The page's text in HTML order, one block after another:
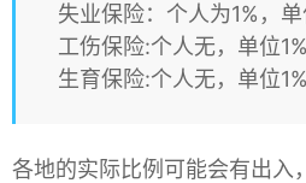
失业保险：个人为1%，单
工伤保险:个人无，单位1%
生育保险:个人无，单位1%
各地的实际比例可能会有出入